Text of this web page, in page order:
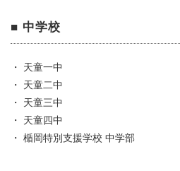
■ 中学校
・ 天童一中
・ 天童二中
・ 天童三中
・ 天童四中
・ 楯岡特別支援学校 中学部